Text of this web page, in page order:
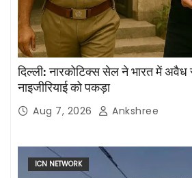
दिल्ली: नारकोटिक्स सेल ने भारत में
नाइजीरियाई को पकड़ा
Aug 7, 2026 Ankshree
ICN NETWORK